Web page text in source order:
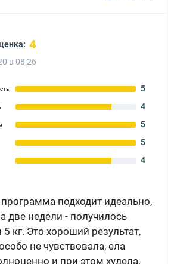
4
в 08:26
5
4
5
5
4
подходит идеально,
две недели - получилось
5 кг. Это хороший результат,
не чувствовала, ела
и при этом худела.